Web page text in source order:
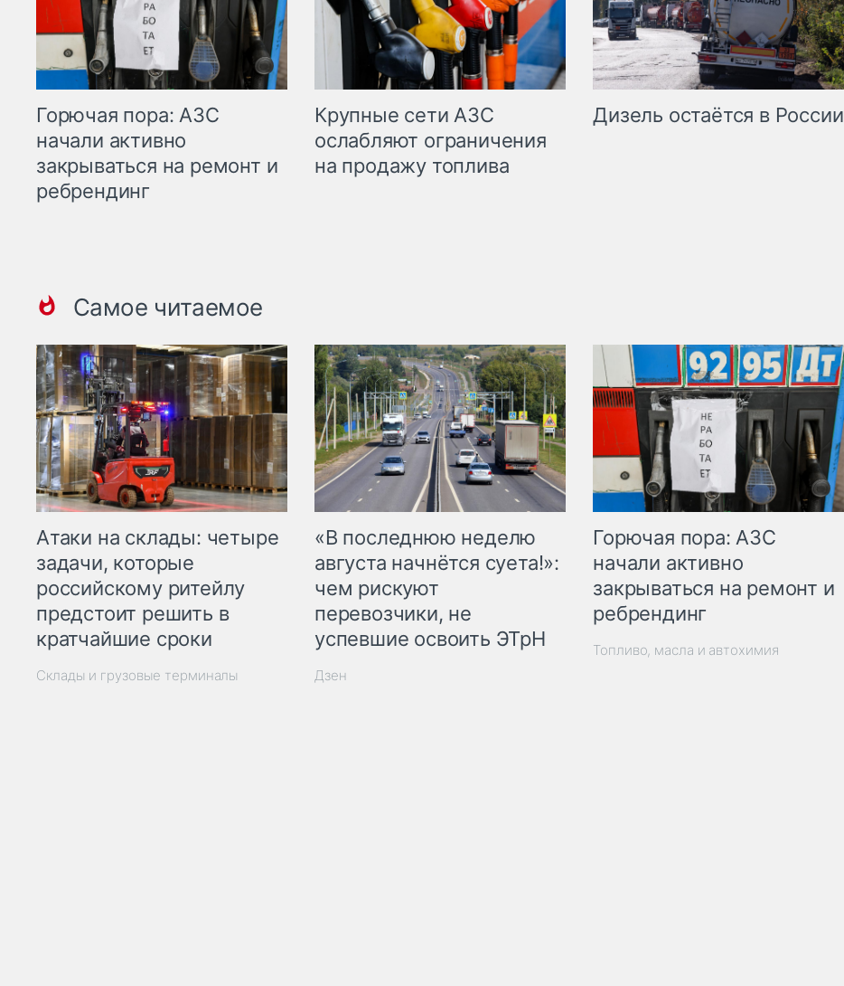
Горючая пора: АЗС
начали активно
закрываться на ремонт и
ребрендинг
Крупные сети АЗС
ослабляют ограничения
на продажу топлива
Дизель остаётся в России
Самое читаемое
Атаки на склады: четыре
задачи, которые
российскому ритейлу
предстоит решить в
кратчайшие сроки
Склады и грузовые терминалы
«В последнюю неделю
августа начнётся суета!»:
чем рискуют
перевозчики, не
успевшие освоить ЭТрН
Дзен
Горючая пора: АЗС
начали активно
закрываться на ремонт и
ребрендинг
Топливо, масла и автохимия